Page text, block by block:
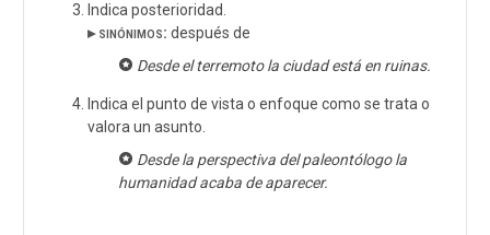
Indica posterioridad.
▸ sinónimos: después de
Desde el terremoto la ciudad está en ruinas.
Indica el punto de vista o enfoque como se trata o
valora un asunto.
Desde la perspectiva del paleontólogo la
humanidad acaba de aparecer.